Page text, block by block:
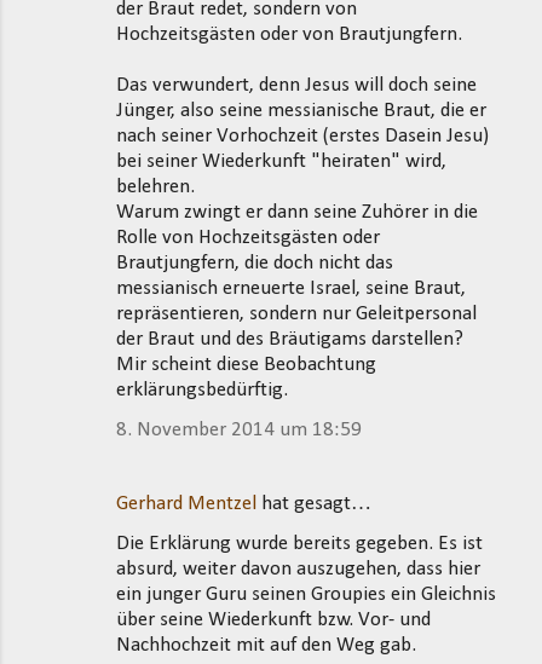
der Braut redet, sondern von
Hochzeitsgästen oder von Brautjungfern.
Das verwundert, denn Jesus will doch seine
Jünger, also seine messianische Braut, die er
nach seiner Vorhochzeit (erstes Dasein Jesu)
bei seiner Wiederkunft "heiraten" wird,
belehren.
Warum zwingt er dann seine Zuhörer in die
Rolle von Hochzeitsgästen oder
Brautjungfern, die doch nicht das
messianisch erneuerte Israel, seine Braut,
repräsentieren, sondern nur Geleitpersonal
der Braut und des Bräutigams darstellen?
Mir scheint diese Beobachtung
erklärungsbedürftig.
8. November 2014 um 18:59
Gerhard Mentzel
hat gesagt…
Die Erklärung wurde bereits gegeben. Es ist
absurd, weiter davon auszugehen, dass hier
ein junger Guru seinen Groupies ein Gleichnis
über seine Wiederkunft bzw. Vor- und
Nachhochzeit mit auf den Weg gab.